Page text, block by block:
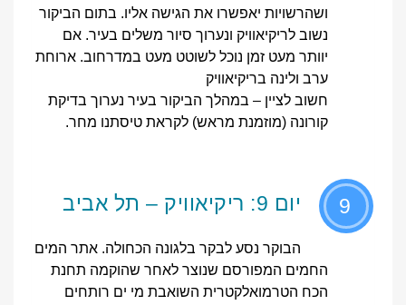
ושהרשויות יאפשרו את הגישה אליו. בתום הביקור
נשוב לריקיאוויק ונערוך סיור משלים בעיר. אם
יוותר מעט זמן נוכל לשוטט מעט במדרחוב. ארוחת
ערב ולינה בריקיאוויק
חשוב לציין – במהלך הביקור בעיר נערוך בדיקת
קורונה (מוזמנת מראש) לקראת טיסתנו מחר.
9 יום 9: ריקיאוויק – תל אביב
הבוקר נסע לבקר בלגונה הכחולה. אתר המים
החמים המפורסם שנוצר לאחר שהוקמה תחנת
הכח הטרמואלקטרית השואבת מי ים רותחים